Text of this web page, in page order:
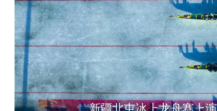
新疆：历经7小时 找羊的人
新疆北屯冰上龙舟赛上